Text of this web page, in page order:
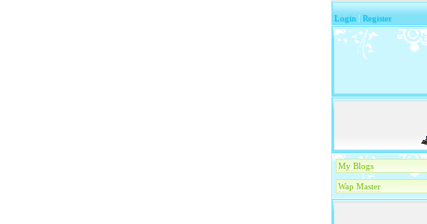
Login |Register
My Blogs
Wap Master